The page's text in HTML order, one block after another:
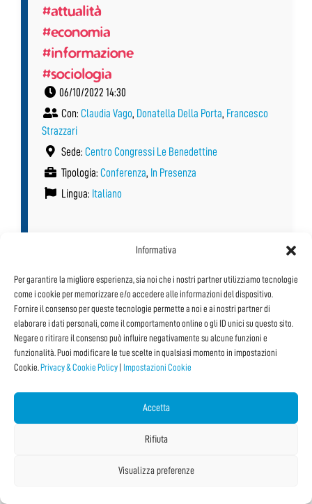
Informativa
Per garantire la migliore esperienza, sia noi che i nostri partner utilizziamo tecnologie
come i cookie per memorizzare e/o accedere alle informazioni del dispositivo.
Fornire il consenso per queste tecnologie permette a noi e ai nostri partner di
elaborare i dati personali, come il comportamento online o gli ID unici su questo sito.
Negare o ritirare il consenso può influire negativamente su alcune funzioni e
funzionalità. Puoi modificare le tue scelte in qualsiasi momento in impostazioni
Cookie. Privacy & Cookie Policy Impostazioni Cookie
Accetta
Rifiuta
Visualizza preferenze
#attualità
#economia
#informazione
#sociologia
06/10/2022 14:30
Con: Claudia Vago, Donatella Della Porta, Francesco
Strazzari
Sede: Centro Congressi Le Benedettine
Tipologia: Conferenza, In Presenza
Lingua: Italiano
Vedi tutti i Dettagli e le Date